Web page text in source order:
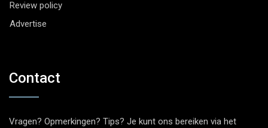
Review policy
Advertise
Contact
Vragen? Opmerkingen? Tips? Je kunt ons bereiken via het